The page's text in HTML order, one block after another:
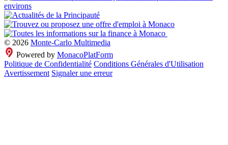
© 2026 Monte-Carlo Multimedia
Powered by MonacoPlatForm
Politique de Confidentialité Conditions Générales d'Utilisation
Avertissement Signaler une erreur